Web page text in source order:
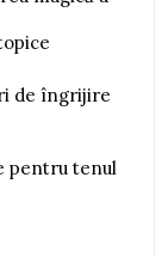
de îngrijire
pentru tenul